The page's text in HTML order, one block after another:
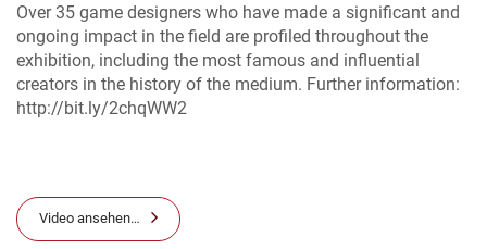
Over 35 game designers who have made a significant and
ongoing impact in the field are profiled throughout the
exhibition, including the most famous and influential
creators in the history of the medium. Further information:
http://bit.ly/2chqWW2
Video ansehen…